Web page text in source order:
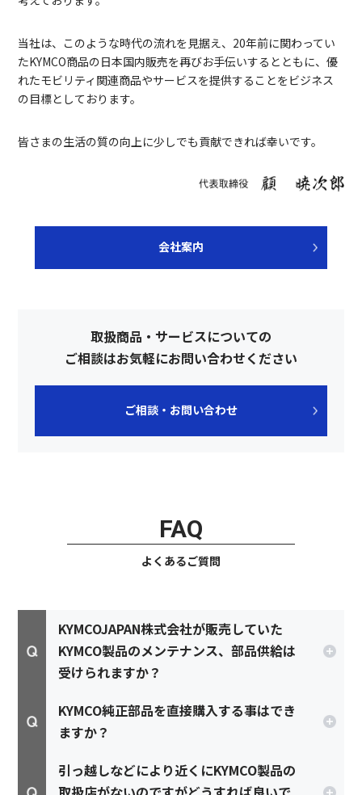
当社は、このような時代の流れを見据え、20年前に関わってい
たKYMCO商品の日本国内販売を再びお手伝いするとともに、優
れたモビリティ関連商品やサービスを提供することをビジネス
の目標としております。
皆さまの生活の質の向上に少しでも貢献できれば幸いです。
会社案内
取扱商品・サービスについての
ご相談はお気軽にお問い合わせください
ご相談・お問い合わせ
FAQ
よくあるご質問
KYMCOJAPAN株式会社が販売していた
KYMCO製品のメンテナンス、部品供給は
受けられますか？
KYMCO純正部品を直接購入する事はでき
ますか？
引っ越しなどにより近くにKYMCO製品の